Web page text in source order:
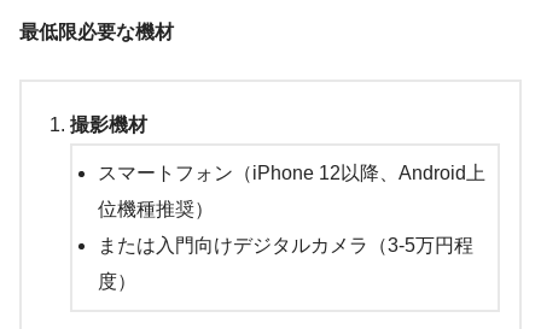
最低限必要な機材
撮影機材
スマートフォン（iPhone 12以降、Android上
位機種推奨）
または入門向けデジタルカメラ（3-5万円程
度）